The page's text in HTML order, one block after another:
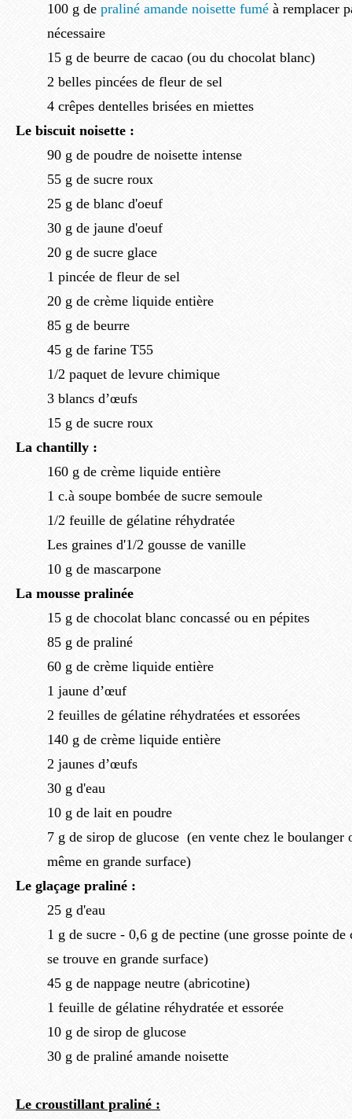
100 g de praliné amande noisette fumé à remplacer
nécessaire
15 g de beurre de cacao (ou du chocolat blanc)
2 belles pincées de fleur de sel
4 crêpes dentelles brisées en miettes
Le biscuit noisette :
90 g de poudre de noisette intense
55 g de sucre roux
25 g de blanc d'oeuf
30 g de jaune d'oeuf
20 g de sucre glace
1 pincée de fleur de sel
20 g de crème liquide entière
85 g de beurre
45 g de farine T55
1/2 paquet de levure chimique
3 blancs d’œufs
15 g de sucre roux
La chantilly :
160 g de crème liquide entière
1 c.à soupe bombée de sucre semoule
1/2 feuille de gélatine réhydratée
Les graines d'1/2 gousse de vanille
10 g de mascarpone
La mousse pralinée
15 g de chocolat blanc concassé ou en pépites
85 g de praliné
60 g de crème liquide entière
1 jaune d’œuf
2 feuilles de gélatine réhydratées et essorées
140 g de crème liquide entière
2 jaunes d’œufs
30 g d'eau
10 g de lait en poudre
7 g de sirop de glucose (en vente chez le boulanger
même en grande surface)
Le glaçage praliné :
25 g d'eau
1 g de sucre - 0,6 g de pectine (une grosse pointe
se trouve en grande surface)
45 g de nappage neutre (abricotine)
1 feuille de gélatine réhydratée et essorée
10 g de sirop de glucose
30 g de praliné amande noisette
Le croustillant praliné :